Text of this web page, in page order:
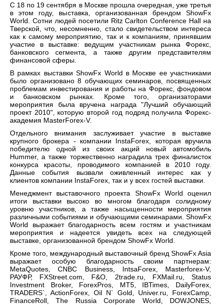
С 18 по 19 сентября в Москве прошла очередная, уже третья
в этом году, выставка, организованная брендом ShowFx
World. Сотни людей посетили Ritz Carlton Conference Hall на
Тверской, что, несомненно, стало свидетельством интереса
как к самому мероприятию, так и к компаниям, принявшим
участие в выставке: ведущим участникам рынка Форекс,
банковского сегмента, а также другим представителям
финансовой сферы.
В рамках выставки ShowFx World в Москве ее участниками
было организовано 8 обучающих семинаров, посвященных
проблемам инвестирования и работы на Форекс, фондовом
и банковском рынках. Кроме того, организаторами
мероприятия была вручена награда "Лучший обучающий
проект 2010", которую второй год подряд получила Форекс-
академия MasterForex-V.
Отдельного внимания заслуживает участие в выставке
крупного брокера - компании InstaForex, которая вручила
победителю одной из своих акций новый автомобиль
Hummer, а также торжественно наградила трех финалисток
конкурса красоты, проводимого компанией в 2010 году.
Данные события вызвали оживленный интерес как у
клиентов компании InstaForex, так и у всех гостей выставки.
Менеджмент выставочного проекта ShowFx World оценил
итоги выставки высоко во многом благодаря солидному
уровню участников, а также насыщенности мероприятия
различными событиями и обучающими семинарами. ShowFx
World выражает благодарность всем гостям и участникам
мероприятия и надеется увидеть всех на следующей
выставке, организованной брендом ShowFx World.
Кроме того, международный выставочный бренд ShowFx Asia
выражает особую благодарность своим партнерам:
MetaQuotes, CNBC Business, IntsaForex, Masterforex-V,
РАУФР, FXStreet.com, F&O, 2trade.ru, FXMail.ru, Status
Investment Broker, ForexPros, MT5, IBTimes, DailyForex,
TRADERS`, ActionForex, Oil N` Gold, Univer.ru, ForexCamp,
FinanceRoll, The Russia Corporate World, DOWJONES,